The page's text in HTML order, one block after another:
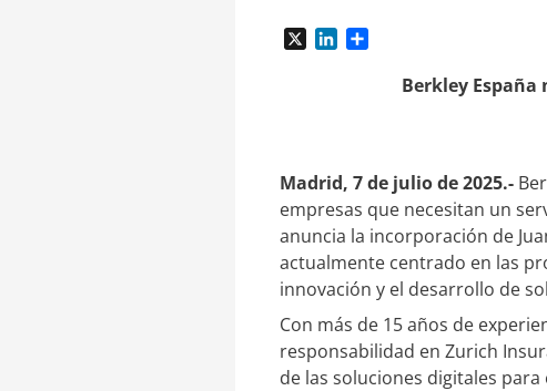
X
I
n
t
i
r
Berkley España
Madrid, 7 de julio de 2025.-
empresas que necesitan un
anuncia la incorporación de
actualmente centrado en las
innovación y el desarrollo de
Con más de 15 años de
responsabilidad en Zurich
de las soluciones digitales para